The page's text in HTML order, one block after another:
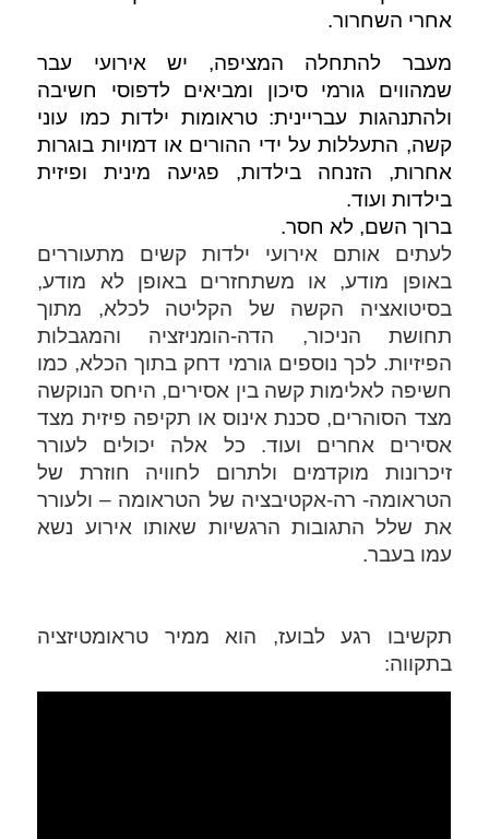
אחרי השחרור.
מעבר להתחלה המציפה, יש אירועי עבר
קשה, התעללות על ידי ההורים או דמויות בוגרות
אחרות, הזנחה בילדות, פגיעה מינית ופיזית
בילדות ועוד.
ברוך השם, לא חסר.
בסיטואציה הקשה של הקליטה לכלא,
מתוך
תחושת הניכור, הדה-הומניזציה והמגבלות
מצד הסוהרים, סכנת אינוס או תקיפה פיזית מצד
אסירים אחרים ועוד. כל אלה יכולים לעורר
זיכרונות מוקדמים ולתרום לחוויה חוזרת של
הטראומה- רה-אקטיבציה של הטראומה – ולעורר
עמו בעבר.
בתקווה: